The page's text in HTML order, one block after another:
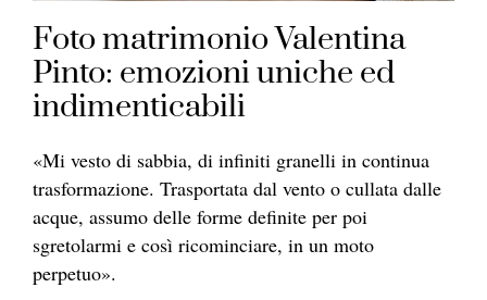
Foto matrimonio Valentina
Pinto: emozioni uniche ed
indimenticabili
«Mi vesto di sabbia, di infiniti granelli in continua
trasformazione. Trasportata dal vento o cullata dalle
acque, assumo delle forme definite per poi
sgretolarmi e così ricominciare, in un moto
perpetuo».